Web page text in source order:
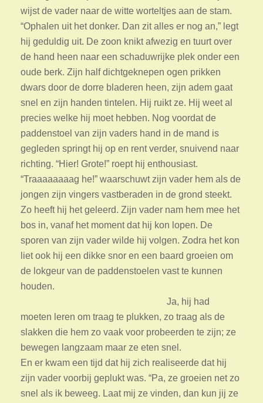
wijst de vader naar de witte worteltjes aan de stam.
“Ophalen uit het donker. Dan zit alles er nog an,” legt
hij geduldig uit. De zoon knikt afwezig en tuurt over
de hand heen naar een schaduwrijke plek onder een
oude berk. Zijn half dichtgeknepen ogen prikken
dwars door de dorre bladeren heen, zijn adem gaat
snel en zijn handen tintelen. Hij ruikt ze. Hij weet al
precies welke hij moet hebben. Nog voordat de
paddenstoel van zijn vaders hand in de mand is
gegleden springt hij op en rent verder, snuivend naar
richting. “Hier! Grote!” roept hij enthousiast.
“Traaaaaaaag he!” waarschuwt zijn vader hem als de
jongen zijn vingers vastberaden in de grond steekt.
Zo heeft hij het geleerd. Zijn vader nam hem mee het
bos in, vanaf het moment dat hij kon lopen. De
sporen van zijn vader wilde hij volgen. Zodra het kon
liet ook hij een dikke snor en een baard groeien om
de lokgeur van de paddenstoelen vast te kunnen
houden.
Ja, hij had
moeten leren om traag te plukken, zo traag als de
slakken die hem zo vaak voor probeerden te zijn; ze
bewegen langzaam maar ze eten snel.
En er kwam een tijd dat hij zich realiseerde dat hij
zijn vader voorbij geplukt was. “Pa, ze groeien net zo
snel als ik beweeg. Laat mij ze vinden, dan kun jij ze